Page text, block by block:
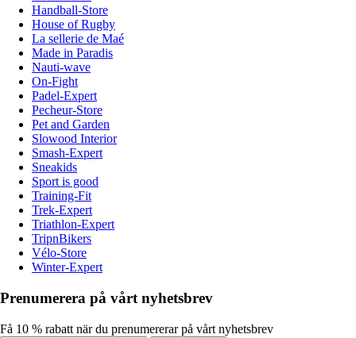
Handball-Store
House of Rugby
La sellerie de Maé
Made in Paradis
Nauti-wave
On-Fight
Padel-Expert
Pecheur-Store
Pet and Garden
Slowood Interior
Smash-Expert
Sneakids
Sport is good
Training-Fit
Trek-Expert
Triathlon-Expert
TripnBikers
Vélo-Store
Winter-Expert
Prenumerera på vårt nyhetsbrev
Få 10 % rabatt när du prenumererar på vårt nyhetsbrev